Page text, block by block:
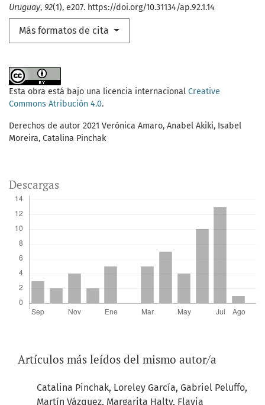
Uruguay, 92(1), e207. https://doi.org/10.31134/ap.92.1.14
Más formatos de cita
Esta obra está bajo una licencia internacional Creative
Commons Atribución 4.0.
Derechos de autor 2021 Verónica Amaro, Anabel Akiki, Isabel
Moreira, Catalina Pinchak
Descargas
Artículos más leídos del mismo autor/a
Catalina Pinchak, Loreley García, Gabriel Peluffo,
Martín Vázquez, Margarita Halty, Flavia